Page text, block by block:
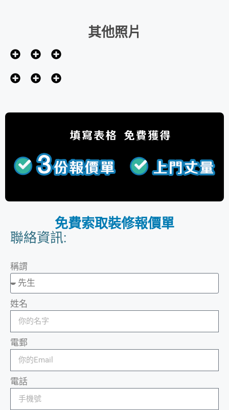
其他照片
免費索取裝修報價單
聯絡資訊:
稱謂
姓名
電郵
電話